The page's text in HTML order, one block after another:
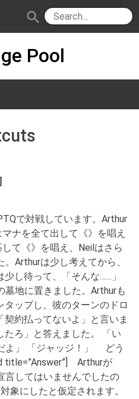
search
Pool
で対戦しています。Arthur
ナを全て出して《》を唱え
て《》を唱え、Neilはさら
Arthurは少し考えてから、
し待って、「そんな……」
墓地に置きました。Arthurも
ップし、彼のターンのドロ
約払ってないよ」と言いま
ろ」と答えました。 「い
よ」 「ジャッジ！」 どう
title=”Answer”] Arthurが
言してはいませんでしたの
象にしたと仮定されます。